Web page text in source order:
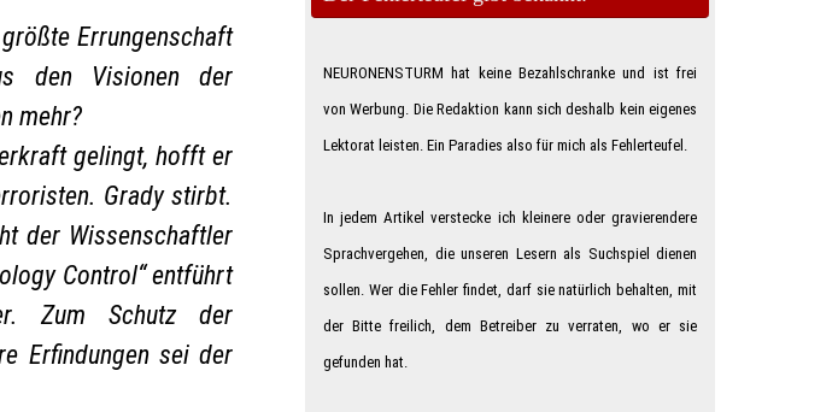
Errungenschaft
den Visionen der
mehr?
gelingt, hofft er
Grady stirbt.
der Wissenschaftler
Control“ entführt
Zum Schutz der
Erfindungen sei der
NEURONENSTURM hat keine Bezahlschranke und ist frei
von Werbung. Die Redaktion kann sich deshalb kein eigenes
Lektorat leisten. Ein Paradies also für mich als Feh­ler­teu­fe­l.
In jedem Artikel verstecke ich kleinere oder gravierendere
Sprachvergehen, die unseren Lesern als Suchspiel dienen
sollen. Wer die Fehler findet, darf sie natürlich behalten, mit
der Bitte freilich, dem Betreiber zu verraten, wo er sie
gefunden hat.